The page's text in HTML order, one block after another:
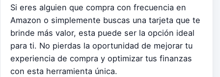
Si eres alguien que compra con frecuencia en
Amazon o simplemente buscas una tarjeta que te
brinde más valor, esta puede ser la opción ideal
para ti. No pierdas la oportunidad de mejorar tu
experiencia de compra y optimizar tus finanzas
con esta herramienta única.